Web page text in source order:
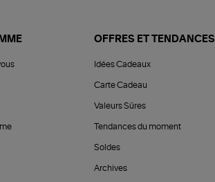
OFFRES ET TENDANCES
Idées Cadeaux
Carte Cadeau
Valeurs Sûres
Tendances du moment
Soldes
Archives